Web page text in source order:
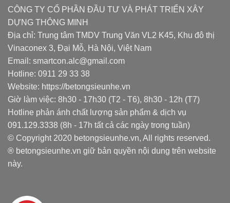
CÔNG TY CỔ PHẦN ĐẦU TƯ VÀ PHÁT TRIỂN XÂY
DỰNG THÔNG MINH
Địa chỉ: Trung tâm TMDV Trung Văn VL2 K45, Khu đô thị
Vinaconex 3, Đại Mỗ, Hà Nội, Việt Nam
Email: smartcon.alc@gmail.com
Hotline: 0911 29 33 38
Website: https://betongsieunhe.vn
Giờ làm việc: 8h30 - 17h30 (T2 - T6), 8h30 - 12h (T7)
Hotline phản ánh chất lượng sản phẩm & dịch vụ
091.129.3338 (8h - 17h tất cả các ngày trong tuần)
© Copyright 2020 betongsieunhe.vn, All rights reserved.
® betongsieunhe.vn giữ bản quyền nội dung trên website
này.